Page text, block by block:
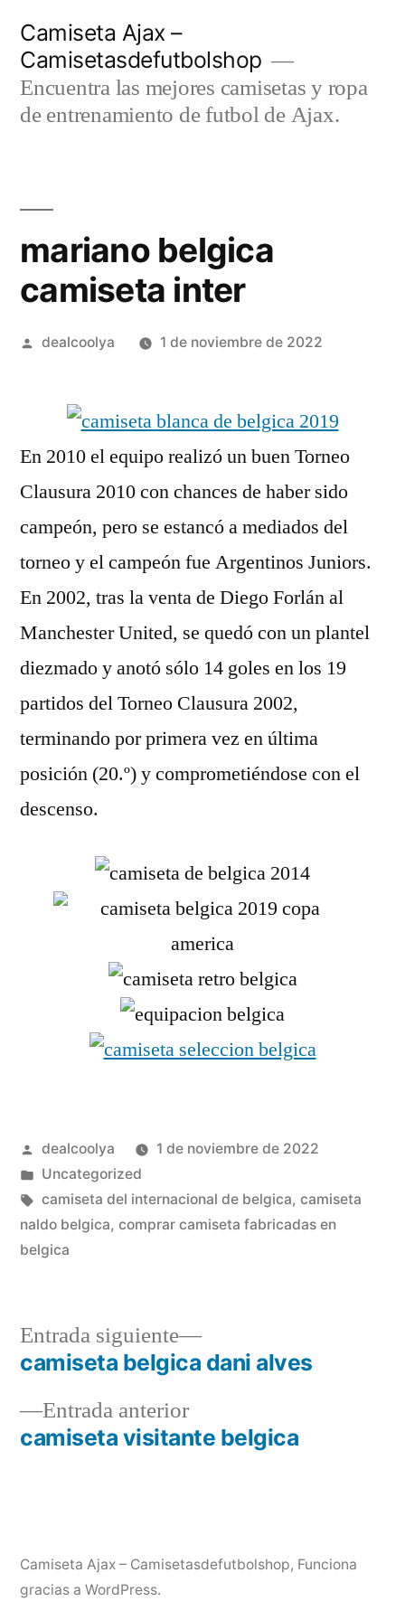
contenido
Camiseta Ajax –
Camisetasdefutbolshop
Encuentra las mejores camisetas y ropa
de entrenamiento de futbol de Ajax.
mariano belgica
camiseta inter
Publicado
dealcoolya 1 de noviembre de 2022
En 2010 el equipo realizó un buen Torneo
Clausura 2010 con chances de haber sido
campeón, pero se estancó a mediados del
torneo y el campeón fue Argentinos Juniors.
En 2002, tras la venta de Diego Forlán al
Manchester United, se quedó con un plantel
diezmado y anotó sólo 14 goles en los 19
partidos del Torneo Clausura 2002,
terminando por primera vez en última
posición (20.º) y comprometiéndose con el
descenso.
Publicado
por
dealcoolya
1 de noviembre de 2022
Publicado
en
Uncategorized
Etiquetas:
camiseta del internacional de belgica, camiseta
naldo belgica, comprar camiseta fabricadas en
belgica
Navegación
deEntrada anteriorEntrada
anterior:
camiseta visitante belgica
Entrada siguiente
Entrada
siguiente:
camiseta belgica dani alves
Camiseta Ajax – Camisetasdefutbolshop, Funciona
gracias a WordPress.